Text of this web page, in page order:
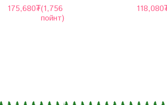
175,680₮(1,756
пойнт)
118,080